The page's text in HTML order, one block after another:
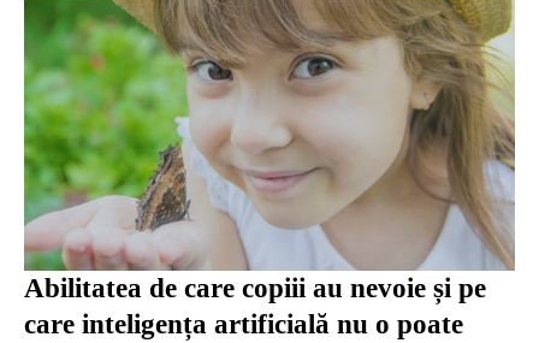
Abilitatea de care copiii au nevoie și pe
care inteligența artificială nu o poate